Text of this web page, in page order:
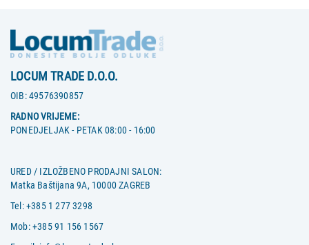
LOCUM TRADE D.O.O.
OIB:49576390857
RADNO VRIJEME:
PONEDJELJAK - PETAK 08:00 - 16:00
URED / IZLOŽBENO PRODAJNI SALON:
Matka Baštijana 9A, 10000 ZAGREB
Tel:+385 1 277 3298
Mob:+385 91 156 1567